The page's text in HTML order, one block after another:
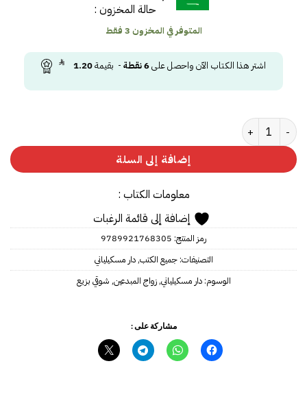
حالة المخزون :
المتوفر في المخزون 3 فقط
اشتر هذا الكتاب الآن واحصل على6نقطة- بقيمة1.20
كمية زواج المبدعين
إضافة إلى السلة
معلومات الكتاب :
إضافة إلى قائمة الرغبات
رمز المنتج: 9789921768305
التصنيفات:جميع الكتب,دار مسكيلياني
الوسوم:دار مسكيلياني,زواج المبدعين, شوقي بزيع
مشاركة على :